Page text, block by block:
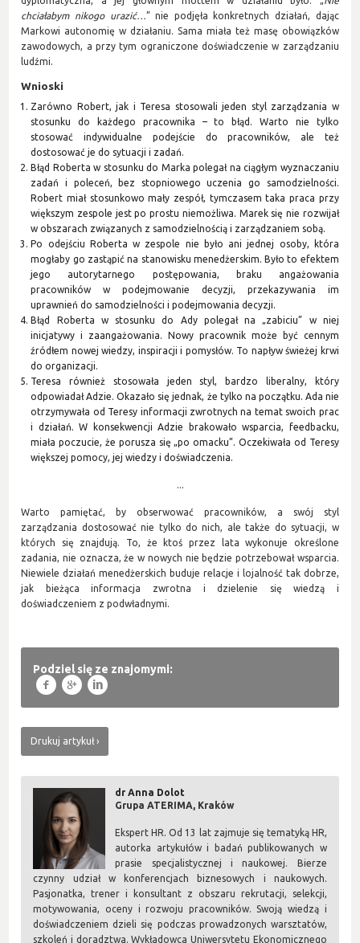
chciałabym nikogo urazić…” nie podjęła konkretnych działań, dając
Markowi autonomię w działaniu. Sama miała też masę obowiązków
zawodowych, a przy tym ograniczone doświadczenie w zarządzaniu
ludźmi.
Wnioski
Zarówno Robert, jak i Teresa stosowali jeden styl zarządzania w
stosunku do każdego pracownika – to błąd. Warto nie tylko
stosować indywidualne podejście do pracowników, ale też
dostosować je do sytuacji i zadań.
Błąd Roberta w stosunku do Marka polegał na ciągłym wyznaczaniu
zadań i poleceń, bez stopniowego uczenia go samodzielności.
Robert miał stosunkowo mały zespół, tymczasem taka praca przy
większym zespole jest po prostu niemożliwa. Marek się nie rozwijał
w obszarach związanych z samodzielnością i zarządzaniem sobą.
Po odejściu Roberta w zespole nie było ani jednej osoby, która
mogłaby go zastąpić na stanowisku menedżerskim. Było to efektem
jego autorytarnego postępowania, braku angażowania
pracowników w podejmowanie decyzji, przekazywania im
uprawnień do samodzielności i podejmowania decyzji.
Błąd Roberta w stosunku do Ady polegał na „zabiciu” w niej
inicjatywy i zaangażowania. Nowy pracownik może być cennym
źródłem nowej wiedzy, inspiracji i pomysłów. To napływ świeżej krwi
do organizacji.
Teresa również stosowała jeden styl, bardzo liberalny, który
odpowiadał Adzie. Okazało się jednak, że tylko na początku. Ada nie
otrzymywała od Teresy informacji zwrotnych na temat swoich prac
i działań. W konsekwencji Adzie brakowało wsparcia, feedbacku,
miała poczucie, że porusza się „po omacku”. Oczekiwała od Teresy
większej pomocy, jej wiedzy i doświadczenia.
...
Warto pamiętać, by obserwować pracowników, a swój styl
zarządzania dostosować nie tylko do nich, ale także do sytuacji, w
których się znajdują. To, że ktoś przez lata wykonuje określone
zadania, nie oznacza, że w nowych nie będzie potrzebował wsparcia.
Niewiele działań menedżerskich buduje relacje i lojalność tak dobrze,
jak bieżąca informacja zwrotna i dzielenie się wiedzą i
doświadczeniem z podwładnymi.
Podziel się ze znajomymi:
f g l
Drukuj artykuł
dr Anna Dolot
Grupa ATERIMA, Kraków
Ekspert HR. Od 13 lat zajmuje się tematyką HR,
autorka artykułów i badań publikowanych w
prasie specjalistycznej i naukowej. Bierze
czynny udział w konferencjach biznesowych i naukowych.
Pasjonatka, trener i konsultant z obszaru rekrutacji, selekcji,
motywowania, oceny i rozwoju pracowników. Swoją wiedzą i
doświadczeniem dzieli się podczas prowadzonych warsztatów,
szkoleń i doradztwa. Wykładowca Uniwersytetu Ekonomicznego